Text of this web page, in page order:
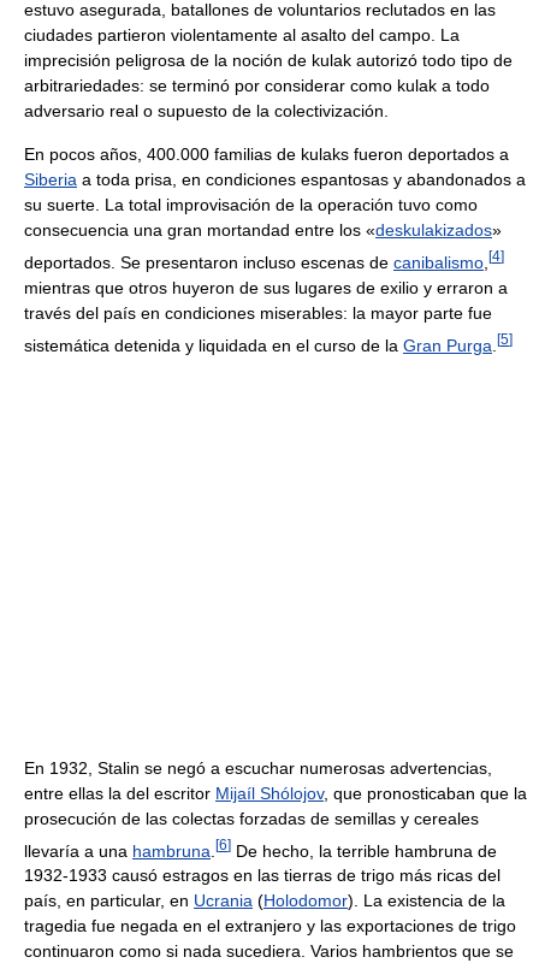
estuvo asegurada, batallones de voluntarios reclutados en las
ciudades partieron violentamente al asalto del campo. La
imprecisión peligrosa de la noción de kulak autorizó todo tipo de
arbitrariedades: se terminó por considerar como kulak a todo
adversario real o supuesto de la colectivización.
En pocos años, 400.000 familias de kulaks fueron deportados a
Siberia a toda prisa, en condiciones espantosas y abandonados a
su suerte. La total improvisación de la operación tuvo como
consecuencia una gran mortandad entre los «deskulakizados»
deportados. Se presentaron incluso escenas de canibalismo [4]
mientras que otros huyeron de sus lugares de exilio y erraron a
través del país en condiciones miserables: la mayor parte fue
sistemática detenida y liquidada en el curso de la Gran Purga [5]
En 1932, Stalin se negó a escuchar numerosas advertencias,
entre ellas la del escritor Mijaíl Shólojov, que pronosticaban que la
prosecución de las colectas forzadas de semillas y cereales
llevaría a una hambruna [6] De hecho, la terrible hambruna de
1932-1933 causó estragos en las tierras de trigo más ricas del
país, en particular, en Ucrania (Holodomor). La existencia de la
tragedia fue negada en el extranjero y las exportaciones de trigo
continuaron como si nada sucediera. Varios hambrientos que se